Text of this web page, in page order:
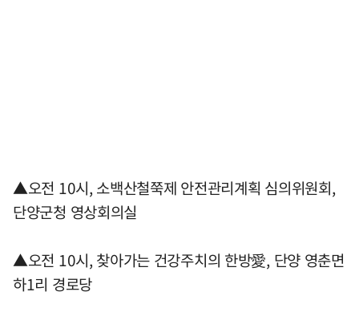
▲오전 10시, 소백산철쭉제 안전관리계획 심의위원회,
단양군청 영상회의실
▲오전 10시, 찾아가는 건강주치의 한방愛, 단양 영춘면
하1리 경로당